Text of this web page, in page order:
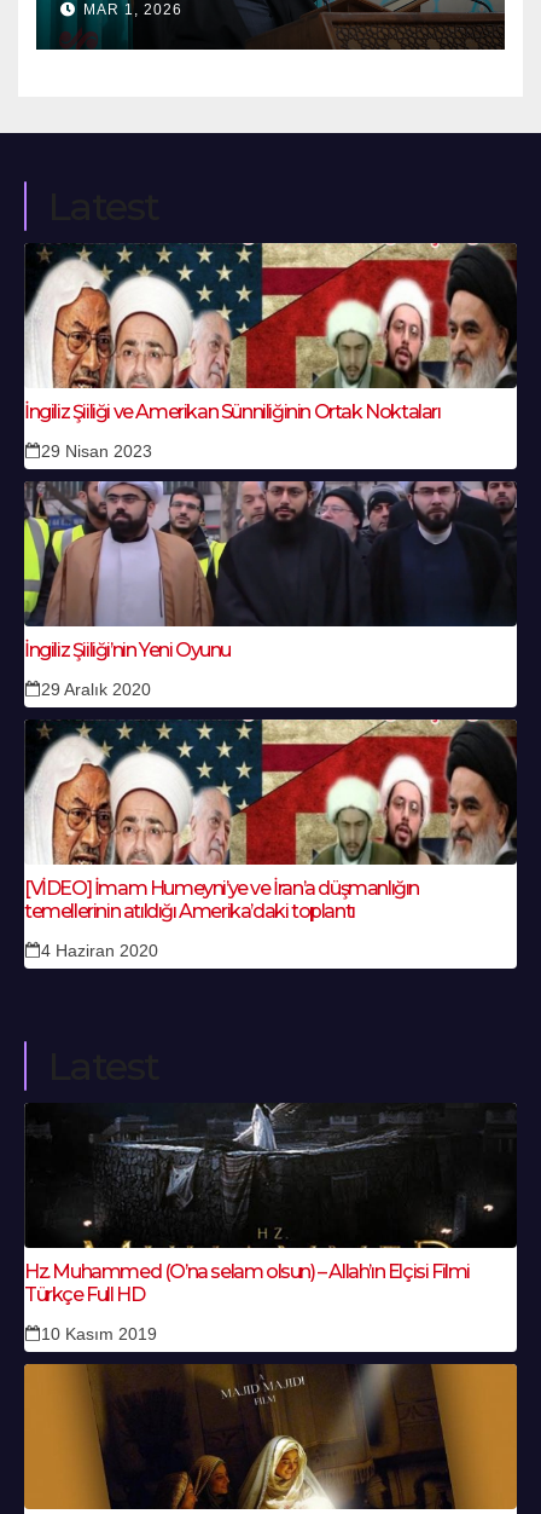
MAR 1, 2026
İngiliz Şiiliği ve Amerikan Sünniliğinin Ortak Noktaları
29 Nisan 2023
İngiliz Şiiliği’nin Yeni Oyunu
29 Aralık 2020
[VİDEO] İmam Humeyni’ye ve İran’a düşmanlığın
temellerinin atıldığı Amerika’daki toplantı
4 Haziran 2020
Hz. Muhammed (O’na selam olsun) – Allah’ın Elçisi Filmi
Türkçe Full HD
10 Kasım 2019